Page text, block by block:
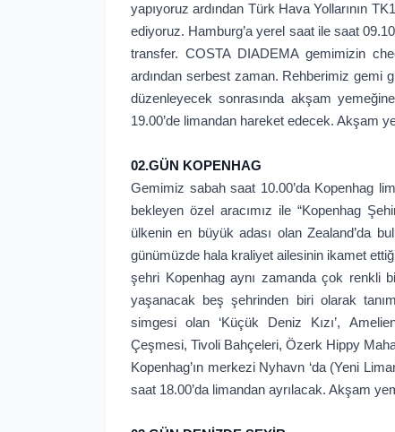
yapıyoruz ardından Türk Hava Yollarının
ediyoruz. Hamburg’a yerel saat ile saat
transfer. COSTA DIADEMA gemimizin
ardından serbest zaman. Rehberimiz gemi
düzenleyecek sonrasında akşam
19.00’de limandan hareket edecek. Akşam
02.GÜN KOPENHAG
Gemimiz sabah saat 10.00’da Kopenhag
bekleyen özel aracımız ile “Kopenhag
ülkenin en büyük adası olan Zealand’da
günümüzde hala kraliyet ailesinin ikamet
şehri Kopenhag aynı zamanda çok renkli
yaşanacak beş şehrinden biri olarak
simgesi olan ‘Küçük Deniz Kızı’,
Çeşmesi, Tivoli Bahçeleri, Özerk Hippy
Kopenhag’ın merkezi Nyhavn ‘da (Yeni
saat 18.00’da limandan ayrılacak. Akşam